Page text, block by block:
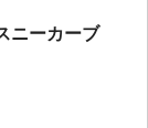
ニーカーブ